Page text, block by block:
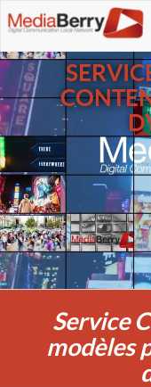
Service
modèles